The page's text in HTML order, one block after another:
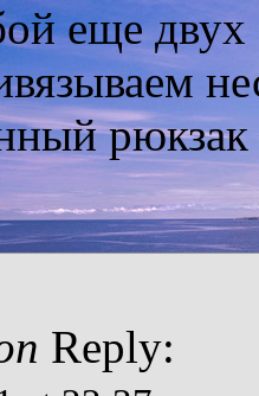
еще
Reply: